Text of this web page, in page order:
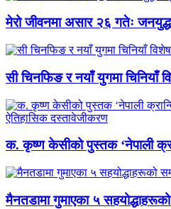
मेरो जीवनमा असार २६ गतेः
सी चिनफिङ र नयाँ युगमा चिनियाँ
क. कृष्ण केसीको पुस्तक ‘नेपाली
मैनतडामा गुमाएका ५